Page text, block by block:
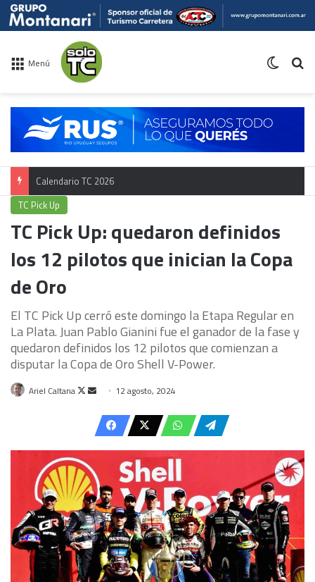
Menú
Campeonato TC
TC Pick Up
TC Pick Up: quedaron definidos
los 12 pilotos que inician la Copa
de Oro
El TC Pick Up cerró este domingo la Etapa Regular en
La Plata. Juan Pablo Gianini fue el ganador de la fase y
quedaron definidos los 12 pilotos que comienzan a
disputar la Copa de Oro Shell V-Power.
Ariel Caltana
Follow
Send
email
12 agosto, 2024